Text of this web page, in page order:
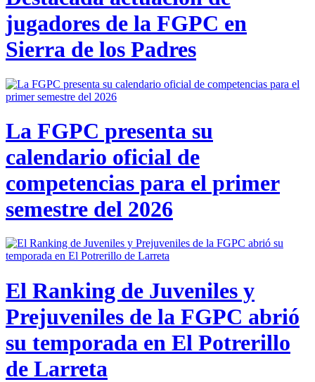
jugadores de la FGPC en
Sierra de los Padres
La FGPC presenta su
calendario oficial de
competencias para el primer
semestre del 2026
El Ranking de Juveniles y
Prejuveniles de la FGPC abrió
su temporada en El Potrerillo
de Larreta